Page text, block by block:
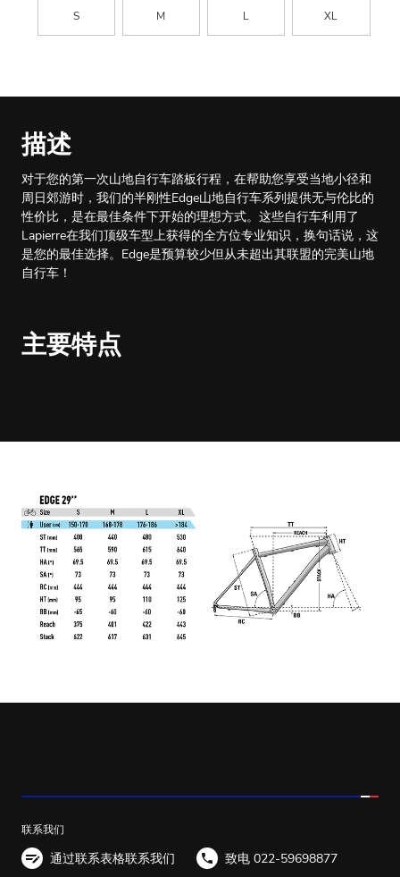
S M L XL
描述
对于您的第一次山地自行车踏板行程，在帮助您享受当地小径和
周日郊游时，我们的半刚性Edge山地自行车系列提供无与伦比的
性价比，是在最佳条件下开始的理想方式。这些自行车利用了
Lapierre在我们顶级车型上获得的全方位专业知识，换句话说，这
是您的最佳选择。Edge是预算较少但从未超出其联盟的完美山地
自行车！
主要特点
联系我们
通过联系表格联系我们 致电 022-59698877